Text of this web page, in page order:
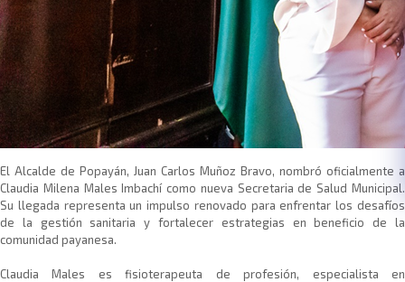
El Alcalde de Popayán, Juan Carlos Muñoz Bravo, nombró oficialmente a
Claudia Milena Males Imbachí como nueva Secretaria de Salud Municipal.
Su llegada representa un impulso renovado para enfrentar los desafíos
de la gestión sanitaria y fortalecer estrategias en beneficio de la
comunidad payanesa.
Claudia Males es fisioterapeuta de profesión, especialista en